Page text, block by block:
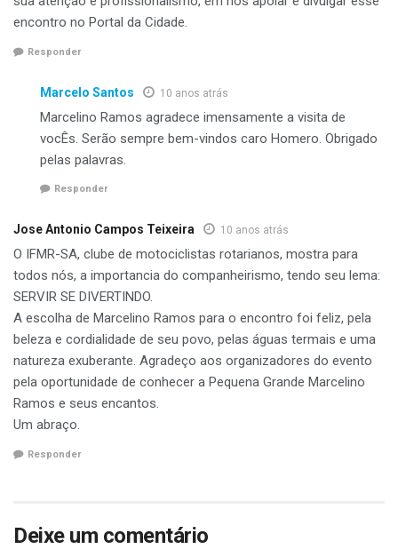
encontro no Portal da Cidade.
Responder
Marcelo Santos 10 anos atrás
Marcelino Ramos agradece imensamente a visita de
vocÊs. Serão sempre bem-vindos caro Homero. Obrigado
pelas palavras.
Responder
Jose Antonio Campos Teixeira 10 anos atrás
O IFMR-SA, clube de motociclistas rotarianos, mostra para
todos nós, a importancia do companheirismo, tendo seu lema:
SERVIR SE DIVERTINDO.
A escolha de Marcelino Ramos para o encontro foi feliz, pela
beleza e cordialidade de seu povo, pelas águas termais e uma
natureza exuberante. Agradeço aos organizadores do evento
pela oportunidade de conhecer a Pequena Grande Marcelino
Ramos e seus encantos.
Um abraço.
Responder
Deixe um comentário